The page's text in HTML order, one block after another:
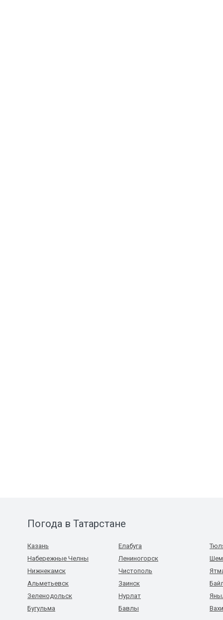
Погода в Татарстане
Казань
Набережные Челны
Нижнекамск
Альметьевск
Зеленодольск
Бугульма
Елабуга
Лениногорск
Чистополь
Заинск
Нурлат
Бавлы